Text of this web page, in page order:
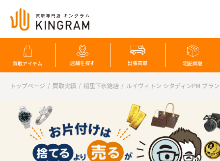
買取アイテム 店舗を探す 出張買取 宅配買取
トップページ 買取実績 稲里下氷鉋店 ルイヴィトン シタディンPM ブラ